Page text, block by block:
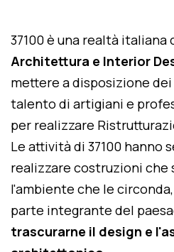
37100 è una realtà italiana
Architettura e Interior
mettere a disposizione
talento di artigiani e
per realizzare
Le attività di 37100 hanno
realizzare costruzioni che
l'ambiente che le
parte integrante del
trascurarne il design e